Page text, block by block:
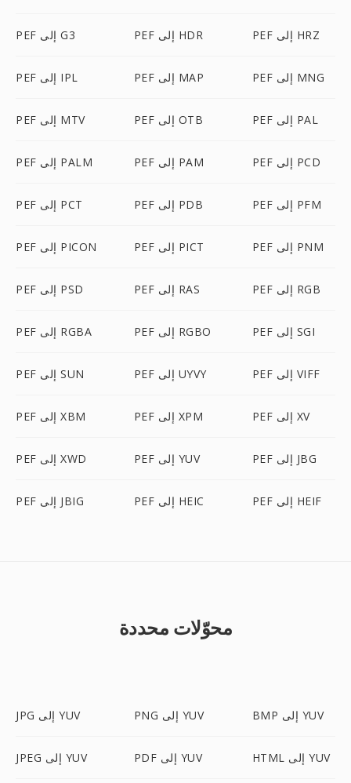
PEF إلى G3 PEF إلى HDR PEF إلى HRZ
PEF إلى IPL PEF إلى MAP PEF إلى MNG
PEF إلى MTV PEF إلى OTB PEF إلى PAL
PEF إلى PALM PEF إلى PAM PEF إلى PCD
PEF إلى PCT PEF إلى PDB PEF إلى PFM
PEF إلى PICON PEF إلى PICT PEF إلى PNM
PEF إلى PSD PEF إلى RAS PEF إلى RGB
PEF إلى RGBA PEF إلى RGBO PEF إلى SGI
PEF إلى SUN PEF إلى UYVY PEF إلى VIFF
PEF إلى XBM PEF إلى XPM PEF إلى XV
PEF إلى XWD PEF إلى YUV PEF إلى JBG
PEF إلى JBIG PEF إلى HEIC PEF إلى HEIF
محوّلات محددة
JPG إلى YUV PNG إلى YUV BMP إلى YUV
JPEG إلى YUV PDF إلى YUV HTML إلى YUV